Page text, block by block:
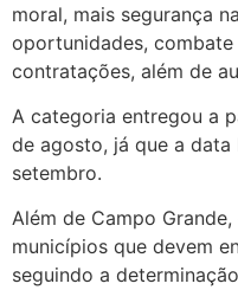
moral, mais segurança
oportunidades,
contratações, além de
A categoria entregou a
de agosto, já que a
setembro.
Além de Campo
municípios que devem
seguindo a